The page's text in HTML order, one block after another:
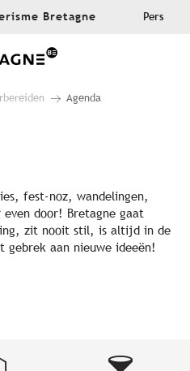
Bretagne Pers
Agenda
aux favoris
fest-noz, wandelingen,
door! Bretagne gaat
zit nooit stil, is altijd in de
gebrek aan nieuwe ideeën!